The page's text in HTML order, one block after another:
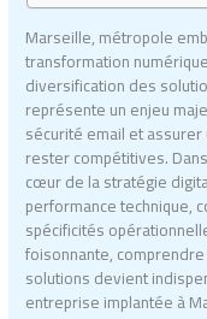
Marseille, métropole
transformation
diversification des
représente un enjeu
sécurité email et
rester compétitives.
cœur de la stratégie
performance technique,
spécificités
foisonnante,
solutions devient
entreprise implantée à